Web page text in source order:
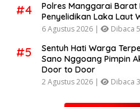
#4
Polres Manggarai Barat
Penyelidikan Laka Laut
6 Agustus 2026 | Dibaca
#5
Sentuh Hati Warga
Sano Nggoang Pimpin
Door to Door
2 Agustus 2026 | Dibaca